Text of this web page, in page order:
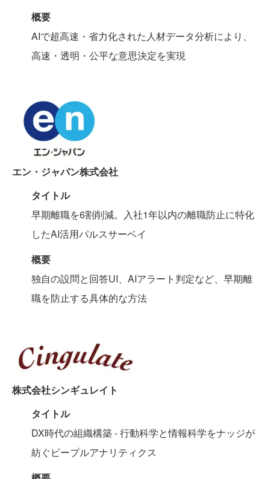
概要
AIで超高速・省力化された人材データ分析により、
高速・透明・公平な意思決定を実現
エン・ジャパン株式会社
タイトル
早期離職を6割削減。入社1年以内の離職防止に特化
したAI活用パルスサーベイ
概要
独自の設問と回答UI、AIアラート判定など、早期離
職を防止する具体的な方法
株式会社シンギュレイト
タイトル
DX時代の組織構築 - 行動科学と情報科学をナッジが
紡ぐピープルアナリティクス